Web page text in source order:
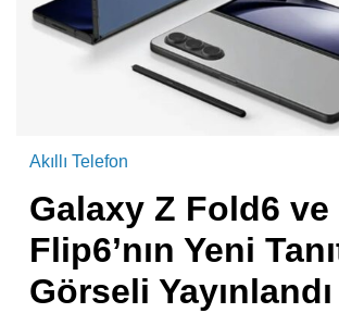
Akıllı Telefon
Galaxy Z Fold6 ve
Flip6’nın Yeni
Görseli Yayınlandı